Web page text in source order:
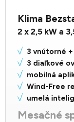
Klima
2 x 2,5 kW a
3 vnútorné
3 diaľkové
mobilná
Wind-Free
umelá
Mesačné